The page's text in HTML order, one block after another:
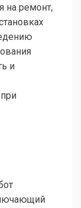
на ремонт,
и